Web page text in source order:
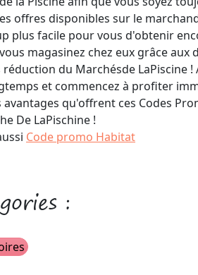
offres disponibles sur le
plus facile pour vous d'obtenir
magasinez chez eux grâce
réduction du Marchésde LaPiscine
et commencez à profiter
qu'offrent ces Codes
De LaPischine !
Code promo Habitat
: